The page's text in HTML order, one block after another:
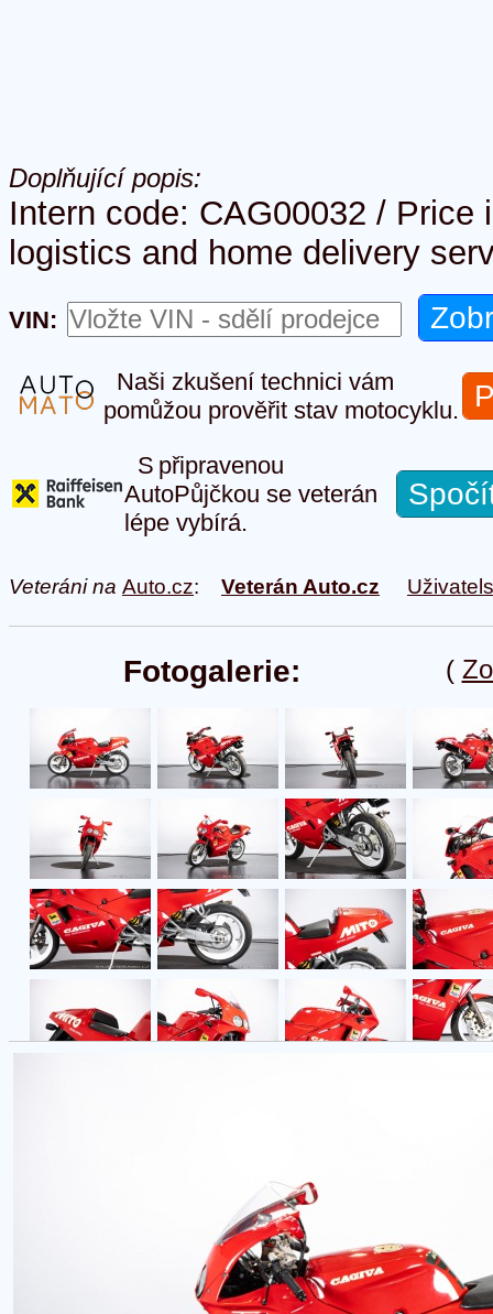
Doplňující popis:
Intern code: CAG00032 / Price
logistics and home delivery
VIN:
Naši zkušení technici vám
pomůžou prověřit stav motocyklu.
S připravenou
AutoPůjčkou se veterán
lépe vybírá.
Veteráni na Auto.cz: Veterán Auto.cz
(
Fotogalerie: